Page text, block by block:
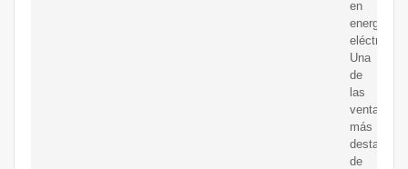
en
energía
eléctrica.
Una
de
las
ventajas
más
de